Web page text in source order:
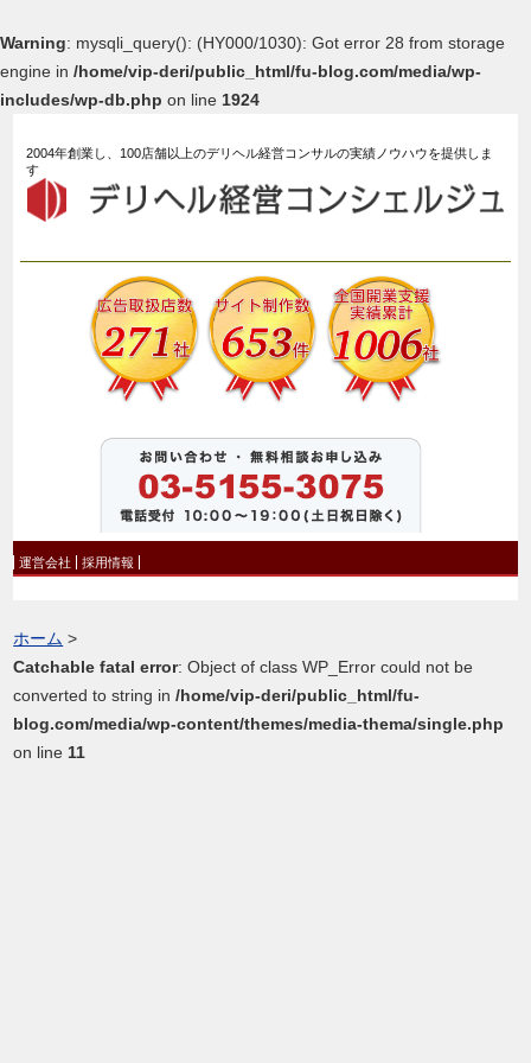
Warning: mysqli_query(): (HY000/1030): Got error 28 from storage
engine in /home/vip-deri/public_html/fu-blog.com/media/wp-
includes/wp-db.php on line 1924
2004年創業し、100店舗以上のデリヘル経営コンサルの実績ノウハウを提供しま
す
運営会社 採用情報
ホーム >
Catchable fatal error: Object of class WP_Error could not be
converted to string in/home/vip-deri/public_html/fu-
blog.com/media/wp-content/themes/media-thema/single.php
on line 11